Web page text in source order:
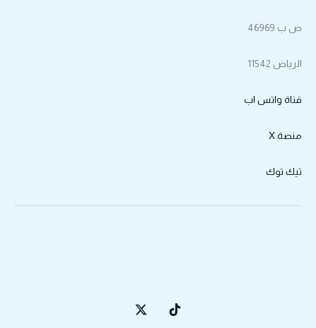
ص ب 46969
الرياض 11542
قناة واتس اب
منصة X
تيك توك